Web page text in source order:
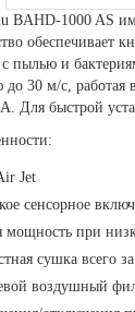
1000 AS
пылью и
до 30 м/с,
A. Для быстрой
Jet
сенсорное
мощность при
сушка всего
воздушный